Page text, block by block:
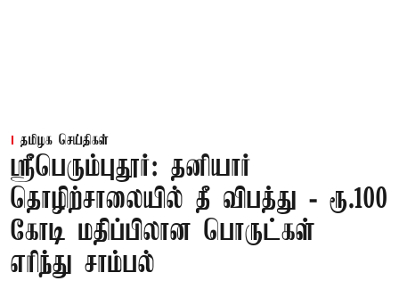
தமிழக செய்திகள்
ஸ்ரீபெரும்புதூர்: தனியார்
தொழிற்சாலையில் தீ விபத்து - ரூ.100
கோடி மதிப்பிலான பொருட்கள்
எரிந்து சாம்பல்